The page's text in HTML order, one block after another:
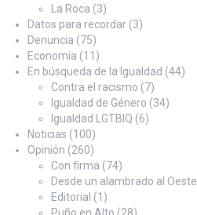
La Roca (3)
Datos para recordar (3)
Denuncia (75)
Economía (11)
En búsqueda de la Igualdad (44)
Contra el racismo (7)
Igualdad de Género (34)
Igualdad LGTBIQ (6)
Noticias (100)
Opinión (260)
Con firma (74)
Desde un alambrado al Oeste
Editorial (1)
Puño en Alto (28)